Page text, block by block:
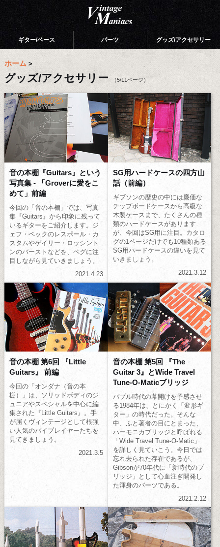
ギター/ベース パーツ グッズ/アクセサリー
ホーム>
グッズ/アクセサリー （5/11ページ）
音の本棚『Guitars』という
写真集 - 「Groverに愛をこ
めて」前編
今回の「音の本棚」では、写真
集『Guitars』から印象に残って
いるギターをご紹介します。ジ
ェフ・ベックのレスポール・カ
スタムやゲイリー・ロッシント
ンのバーストなどを、ペグに注
目しながら見ていきましょう。
2021.4.23
SG用ハードケースの四方山
話（前編）
ギブソンの歴史の中には廉価な
チップボードケースから高級な
木製ケースまで、たくさんの種
類のハードケースがあります
が、今回はSG用に注目。カタロ
グの1ページだけでも10種類ある
SG用ハードケースの違いを見て
いきましょう。
2021.3.12
音の本棚 第6回 『Little
Guitars』 前編
今回の「オンダナ（音の本
棚）」は、ソリッドボディのジ
ュニアやスペシャルを中心に編
集された『Little Guitars』。手
が届くヴィンテージとして根強
い人気のバイプレイヤーたちを
見てきましょう。
2021.3.5
音の本棚 第5回 『The
Guitar 3』とWide Travel
Tune-O-Maticブリッジ
バブル時代の幕開けを予感させ
る1984年は、とにかく「変形ギ
ター」の時代だった。そんな
中、ふと著者の目にとまった、
ハーモニカブリッジと呼ばれる
「Wide Travel Tune-O-Matic」
を詳しく見ていこう。今日では
忘れ去られた存在であるが、
Gibsonが70年代に「新時代のブ
リッジ」として心血注ぎ開発し
た渾身のパーツである。
2021.2.12